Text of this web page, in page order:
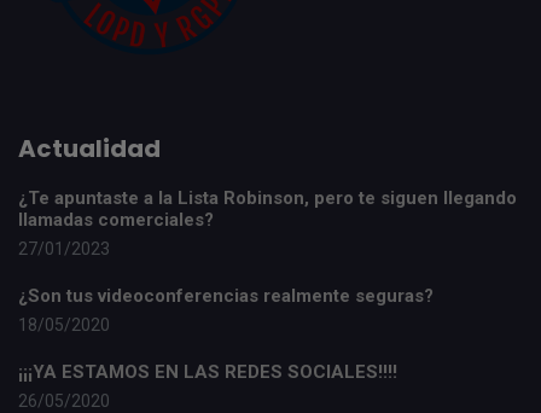
Actualidad
¿Te apuntaste a la Lista Robinson, pero te siguen llegando
llamadas comerciales?
27/01/2023
¿Son tus videoconferencias realmente seguras?
18/05/2020
¡¡¡YA ESTAMOS EN LAS REDES SOCIALES!!!!
26/05/2020